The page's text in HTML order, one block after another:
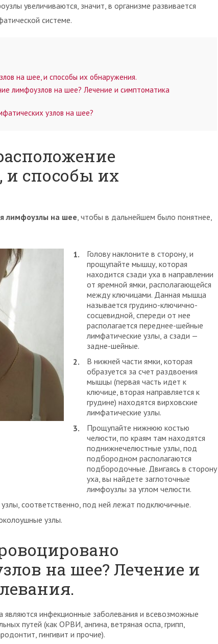
увеличиваются, значит, в организме развивается
системе.
на шее, и способы их обнаружения.
лимфоузлов на шее? Лечение и симптоматика
узлов на шее?
и способы их
лимфоузлы на шее, чтобы в дальнейшем было понятнее,
Голову наклоните в сторону, и
прощупайте мышцу, которая
находится сзади уха в направлении
от яремной ямки, располагающейся
между ключицами. Данная мышца
называется грудино-ключично-
сосцевидной, спереди от нее
располагается переднее-шейные
лимфатические узлы, а сзади —
задне-шейные.
В нижней части ямки, которая
образуется за счет раздвоения
мышцы (первая часть идет к
ключице, вторая направляется к
грудине) находятся вирховские
лимфатические узлы.
Прощупайте нижнюю костью
челюсти, по краям там находятся
поднижнечелюстные узлы, под
подбородном располагаются
подбородочные. Двигаясь в сторону
уха, вы найдете заглоточные
лимфоузлы за углом челюсти.
соответственно, под ней лежат подключичные.
узлы.
на шее? Лечение и
являются инфекционные заболевания и всевозможные
путей (как ОРВИ, ангина, ветряная оспа, грипп,
гингивит и прочие).